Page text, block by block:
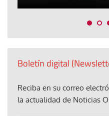
Boletín digital
Reciba en su correo
la actualidad de Noticias